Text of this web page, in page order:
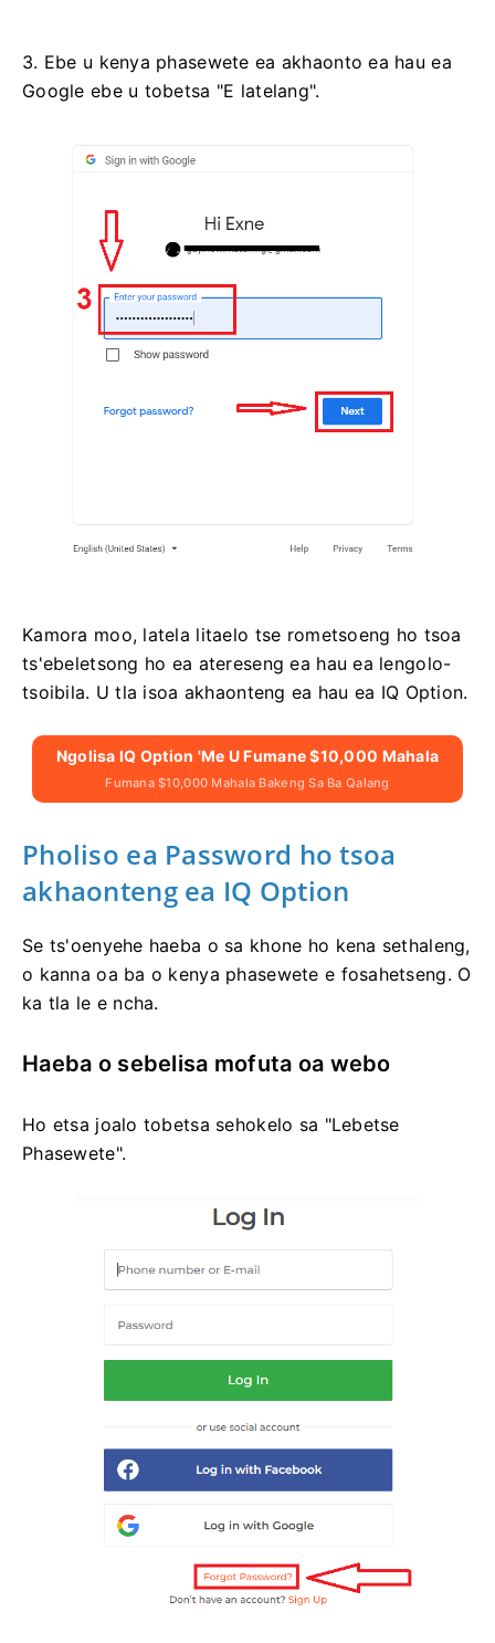
3. Ebe u kenya phasewete ea akhaonto ea hau ea
Google ebe u tobetsa "E latelang".
Kamora moo, latela litaelo tse rometsoeng ho tsoa
ts'ebeletsong ho ea atereseng ea hau ea lengolo-
tsoibila. U tla isoa akhaonteng ea hau ea IQ Option.
Ngolisa IQ Option 'me U Fumane $10,000 Mahala
Fumana $10,000 Mahala Bakeng Sa Ba Qalang
Pholiso ea Password ho tsoa
akhaonteng ea IQ Option
Se ts'oenyehe haeba o sa khone ho kena sethaleng,
o kanna oa ba o kenya phasewete e fosahetseng. O
ka tla le e ncha.
Haeba o sebelisa mofuta oa webo
Ho etsa joalo tobetsa sehokelo sa "Lebetse
Phasewete".